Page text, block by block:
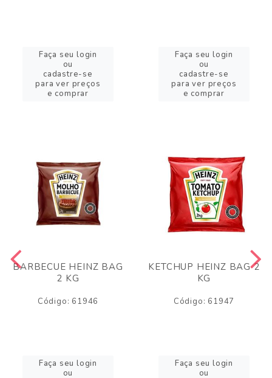
Faça seu login
ou
cadastre-se
para ver preços
e comprar
Faça seu login
ou
cadastre-se
para ver preços
e comprar
BARBECUE HEINZ BAG
2 KG
Código: 61946
Faça seu login
ou
KETCHUP HEINZ BAG 2
KG
Código: 61947
Faça seu login
ou